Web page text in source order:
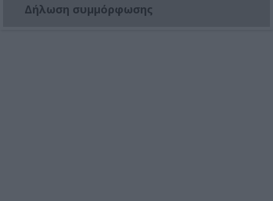
Δήλωση συμμόρφωσης